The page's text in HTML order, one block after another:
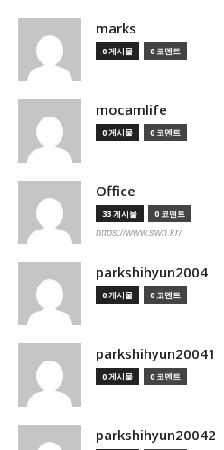
marks
0 게시물 0 코멘트
mocamlife
0 게시물 0 코멘트
Office
33 게시물 0 코멘트
https://www.swn.kr/
parkshihyun2004
0 게시물 0 코멘트
parkshihyun20041
0 게시물 0 코멘트
parkshihyun20042